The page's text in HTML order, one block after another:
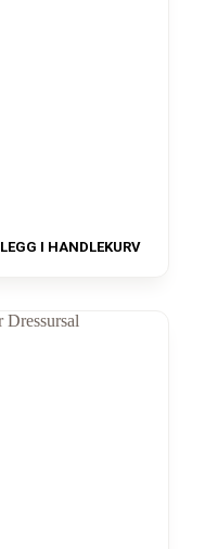
LEGG I HANDLEKURV